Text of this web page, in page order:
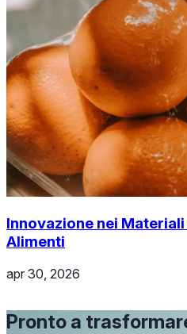
Innovazione nei
Alimenti
apr 30, 2026
Pronto a